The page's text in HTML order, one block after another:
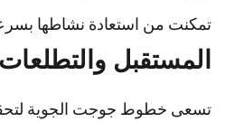
تمكنت من استعادة نشاطها
المستقبل والتطلعات
تسعى خطوط جوجت الجوية